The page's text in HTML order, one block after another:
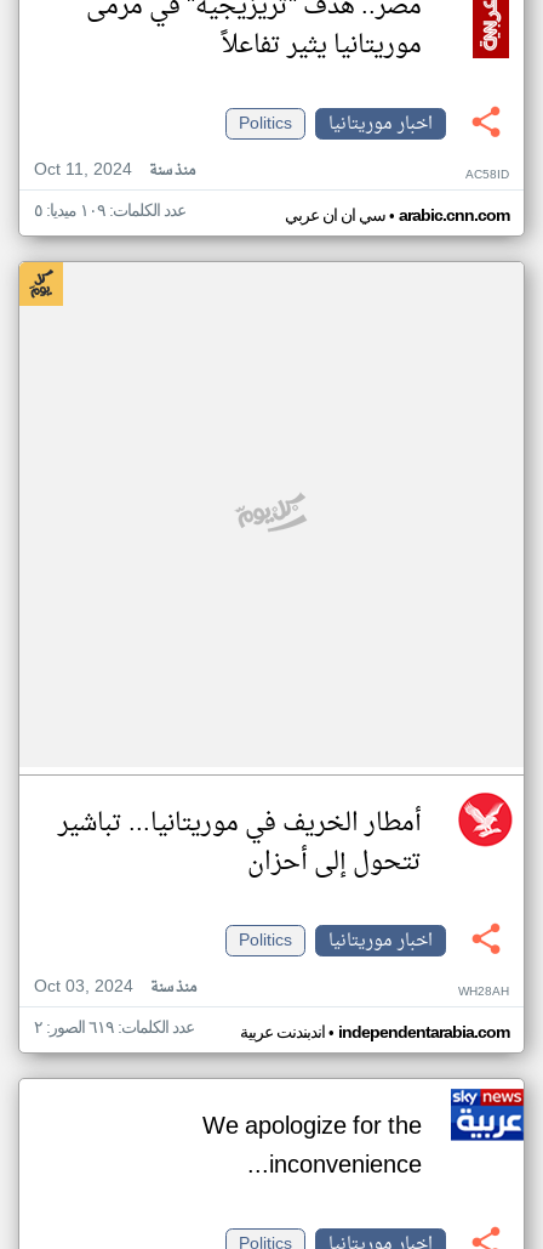
موريتانيا يثير تفاعلاً
اخبار موريتانيا
Politics
Oct 11, 2024
منذ سنة AC58ID
سي ان ان عربي• arabic.cnn.com عدد الكلمات: ١٠٩ ميديا: ٥
أمطار الخريف في موريتانيا... تباشير
تتحول إلى أحزان
اخبار موريتانيا
Politics
Oct 03, 2024
منذ سنة WH28AH
اندبندنت عربية• independentarabia.com عدد الكلمات: ٦١٩ الصور: ٢
We apologize for the
inconvenience...